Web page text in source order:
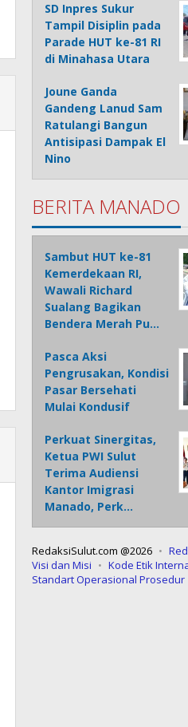
SD Inpres Sukur
Tampil Disiplin pada
Parade HUT ke-81 RI
di Minahasa Utara
Joune Ganda
Gandeng Lanud Sam
Ratulangi Bangun
Antisipasi Dampak El
Nino
BERITA MANADO
Sambut HUT ke-81
Kemerdekaan RI,
Wawali Richard
Sualang Bagikan
Bendera Merah Pu…
Pasca Aksi
Pengrusakan, Kondisi
Pasar Bersehati
Mulai Kondusif
Perkuat Sinergitas,
Ketua PWI Sulut
Terima Audiensi
Kantor Imigrasi
Manado, Perk…
RedaksiSulut.com @2026
Visi dan Misi
Kode Etik
Standart Operasional Prosedur